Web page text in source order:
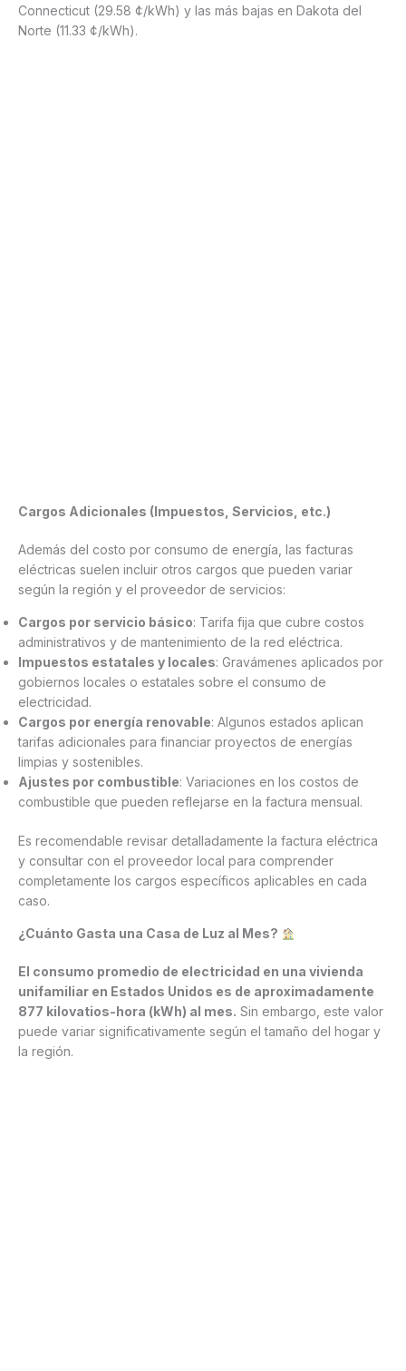
Connecticut (29.58 ¢/kWh) y las más bajas en Dakota del
Norte (11.33 ¢/kWh).
Cargos Adicionales (Impuestos, Servicios, etc.)
Además del costo por consumo de energía, las facturas
eléctricas suelen incluir otros cargos que pueden variar
según la región y el proveedor de servicios:
Cargos por servicio básico: Tarifa fija que cubre costos
administrativos y de mantenimiento de la red eléctrica.
Impuestos estatales y locales: Gravámenes aplicados por
gobiernos locales o estatales sobre el consumo de
electricidad.
Cargos por energía renovable: Algunos estados aplican
tarifas adicionales para financiar proyectos de energías
limpias y sostenibles.
Ajustes por combustible: Variaciones en los costos de
combustible que pueden reflejarse en la factura mensual.
Es recomendable revisar detalladamente la factura eléctrica
y consultar con el proveedor local para comprender
completamente los cargos específicos aplicables en cada
caso.
¿Cuánto Gasta una Casa de Luz al Mes?
El consumo promedio de electricidad en una vivienda
unifamiliar en Estados Unidos es de aproximadamente
877 kilovatios-hora (kWh) al mes. Sin embargo, este valor
puede variar significativamente según el tamaño del hogar y
la región.